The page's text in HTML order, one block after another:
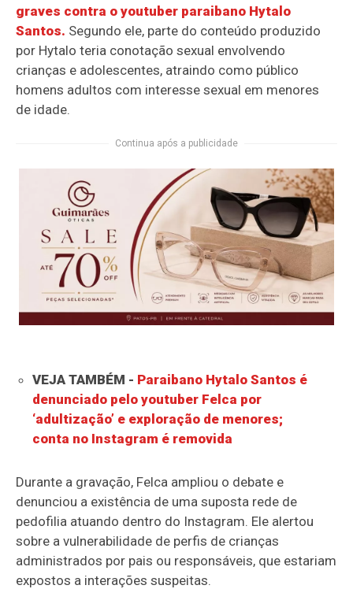
graves contra o youtuber paraibano Hytalo
Santos. Segundo ele, parte do conteúdo produzido
por Hytalo teria conotação sexual envolvendo
crianças e adolescentes, atraindo como público
homens adultos com interesse sexual em menores
de idade.
Continua após a publicidade
VEJA TAMBÉM - Paraibano Hytalo Santos é
denunciado pelo youtuber Felca por
‘adultização’ e exploração de menores;
conta no Instagram é removida
Durante a gravação, Felca ampliou o debate e
denunciou a existência de uma suposta rede de
pedofilia atuando dentro do Instagram. Ele alertou
sobre a vulnerabilidade de perfis de crianças
administrados por pais ou responsáveis, que estariam
expostos a interações suspeitas.